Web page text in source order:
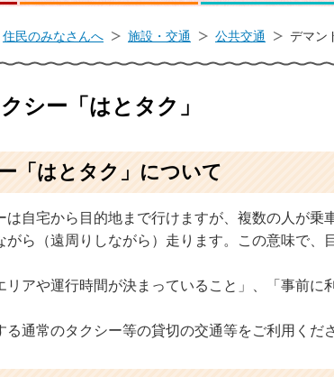
住民のみなさんへ 施設・交通 公共交通 デマン
シー「はとタク」
「はとタク」について
自宅から目的地まで行けますが、複数の人が乗
がら（遠周りしながら）走ります。この意味で
リアや運行時間が決まっていること」、「事前
通常のタクシー等の貸切の交通等をご利用くだ